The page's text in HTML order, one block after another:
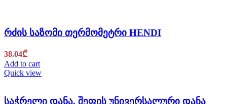
რძის საზომი თერმომეტრი HENDI
38.04₾
Add to cart
Quick view
საჭრელი დანა, შეფის უნივერსალური დანა